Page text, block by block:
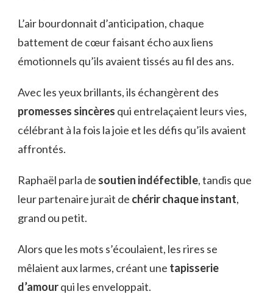
L’air bourdonnait d’anticipation, chaque
battement de cœur faisant écho aux liens
émotionnels qu’ils avaient tissés au fil des ans.
Avec les yeux brillants, ils échangèrent des
promesses sincères qui entrelaçaient leurs vies,
célébrant à la fois la joie et les défis qu’ils avaient
affrontés.
Raphaël parla de soutien indéfectible, tandis que
leur partenaire jurait de chérir chaque instant,
grand ou petit.
Alors que les mots s’écoulaient, les rires se
mêlaient aux larmes, créant une tapisserie
d’amourqui les enveloppait.